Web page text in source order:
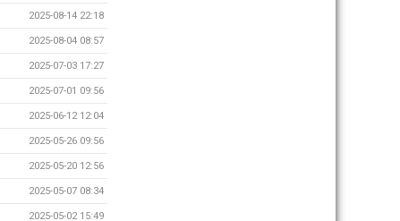
2025-08-14 22:18
2025-08-04 08:57
2025-07-03 17:27
2025-07-01 09:56
2025-06-12 12:04
2025-05-26 09:56
2025-05-20 12:56
2025-05-07 08:34
2025-05-02 15:49